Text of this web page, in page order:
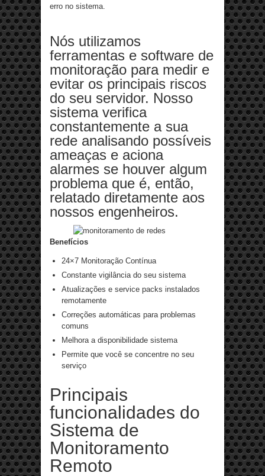
erro no sistema.
Nós utilizamos
ferramentas e software de
monitoração para medir e
evitar os principais riscos
do seu servidor. Nosso
sistema verifica
constantemente a sua
rede analisando possíveis
ameaças e aciona
alarmes se houver algum
problema que é, então,
relatado diretamente aos
nossos engenheiros.
Benefícios
24×7 Monitoração Contínua
Constante vigilância do seu sistema
Atualizações e service packs instalados
remotamente
Correções automáticas para problemas
comuns
Melhora a disponibilidade sistema
Permite que você se concentre no seu
serviço
Principais
funcionalidades do
Sistema de
Monitoramento
Remoto